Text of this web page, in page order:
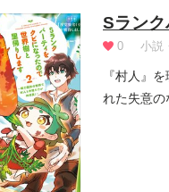
Sラン
0 小説
『村人』
れた失意の